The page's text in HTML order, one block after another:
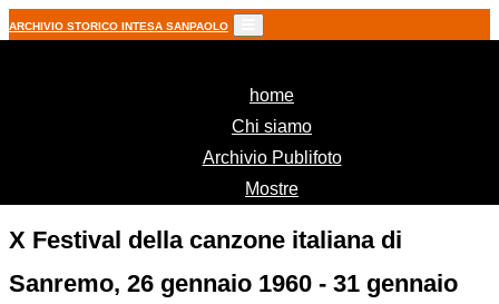
ARCHIVIO STORICO INTESA SANPAOLO
home(current)
Chi siamo
Archivio Publifoto
Mostre
X Festival della canzone italiana di
Sanremo, 26 gennaio 1960 - 31 gennaio